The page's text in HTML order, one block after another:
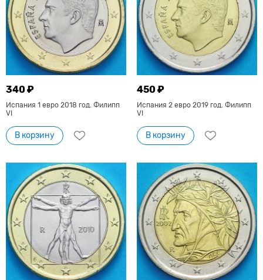
340 ₽
Испания 1 евро 2018 год. Филипп
VI
В корзину
450 ₽
Испания 2 евро 2019 год. Филипп
VI
В корзину